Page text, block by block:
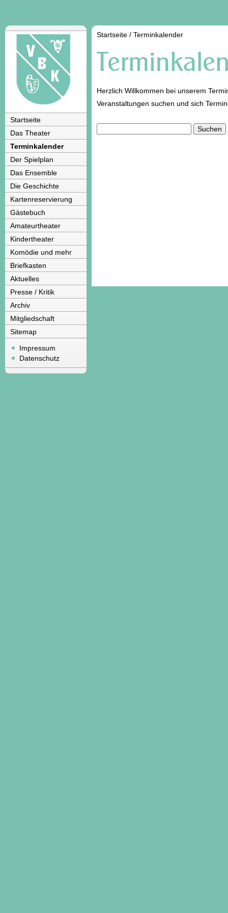
Startseite
Das Theater
Terminkalender
Der Spielplan
Das Ensemble
Die Geschichte
Kartenreservierung
Gästebuch
Amateurtheater
Kindertheater
Komödie und mehr
Briefkasten
Aktuelles
Presse / Kritik
Archiv
Mitgliedschaft
Sitemap
Impressum
Datenschutz
Startseite / Terminkalender
Herzlich Willkommen bei unserem
Veranstaltungen suchen und sich